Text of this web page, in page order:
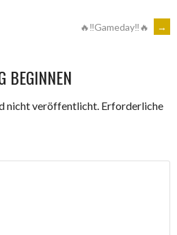
🔥‼Gameday‼🔥 →
BEGINNEN
nicht veröffentlicht. Erforderliche